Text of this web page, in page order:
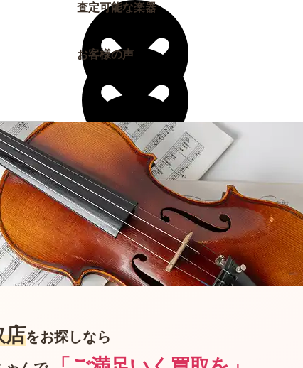
査定可能な楽器
お客様の声
店をお探しなら